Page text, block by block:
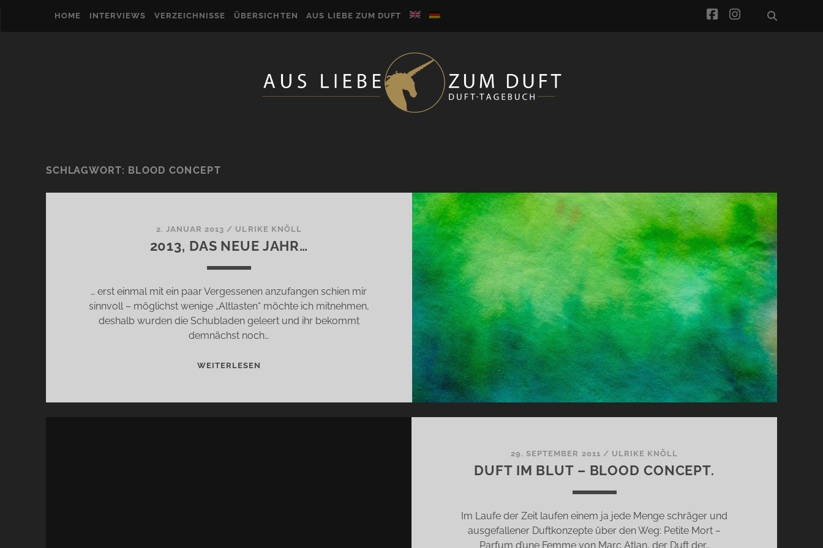
HOME INTERVIEWS VERZEICHNISSE ÜBERSICHTEN AUS LIEBE ZUM DUFT facebook
instagram
SCHLAGWORT: BLOOD CONCEPT
2. JANUAR 2013 / ULRIKE KNÖLL
2013, DAS NEUE JAHR…
… erst einmal mit ein paar Vergessenen anzufangen schien mir
sinnvoll – möglichst wenige „Altlasten“ möchte ich mitnehmen,
deshalb wurden die Schubladen geleert und ihr bekommt
demnächst noch…
WEITERLESEN
29. SEPTEMBER 2011 / ULRIKE KNÖLL
DUFT IM BLUT – BLOOD CONCEPT.
Im Laufe der Zeit laufen einem ja jede Menge schräger und
ausgefallener Duftkonzepte über den Weg: Petite Mort –
Parfum d’une Femme von Marc Atlan, der Duft der…